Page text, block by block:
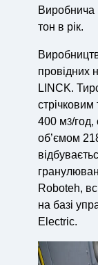
Виробнича
тон в рік.
провідних
LINCK.
400 м3/год,
об’ємом
Roboteh,
на базі
Electric.